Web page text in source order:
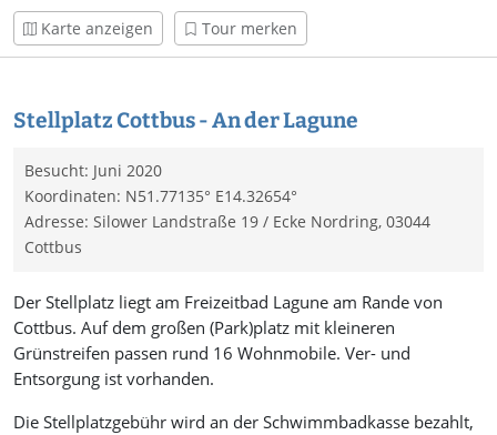
Karte anzeigen Tour merken
Stellplatz Cottbus - An der Lagune
Besucht: Juni 2020
Koordinaten: N51.77135° E14.32654°
Adresse: Silower Landstraße 19 / Ecke Nordring, 03044
Cottbus
Der Stellplatz liegt am Freizeitbad Lagune am Rande von
Cottbus. Auf dem großen (Park)platz mit kleineren
Grünstreifen passen rund 16 Wohnmobile. Ver- und
Entsorgung ist vorhanden.
Die Stellplatzgebühr wird an der Schwimmbadkasse bezahlt,